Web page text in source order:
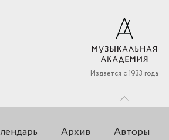
Издается с 1933 года
Архив Авторы